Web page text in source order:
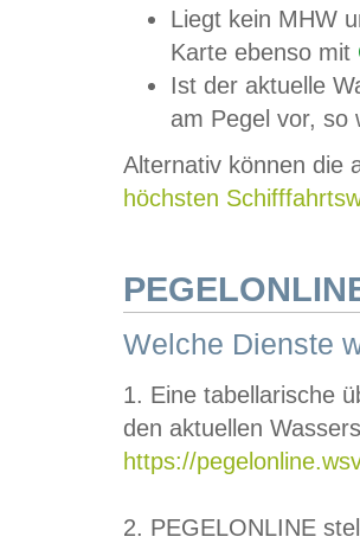
Liegt kein MHW
Karte ebenso mit
Ist der aktuelle
am Pegel vor,
Alternativ können die
höchsten
Welche Dienste
1. Eine tabellarische
den aktuellen
https://
2. PEGELONLINE